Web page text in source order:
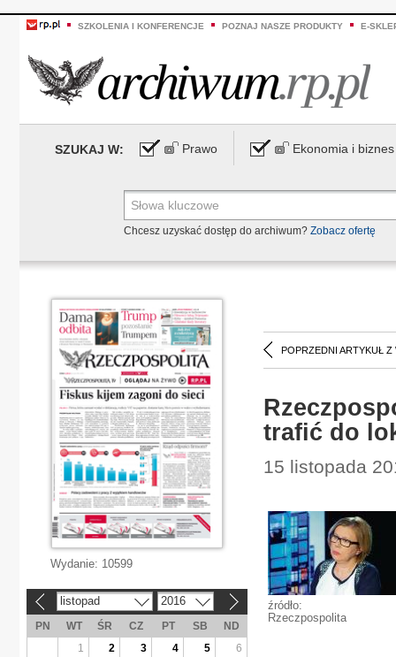
SZKOLENIA I KONFERENCJE POZNAJ NASZE PRODUKTY E-
SZUKAJ W: Prawo Ekonomia i biznes
Chcesz uzyskać dostęp do archiwum? Zobacz ofertę
POPRZEDNI ARTYKUŁ Z
trafić do
15 listopada
źródło:
Rzeczpospolita
Wydanie: 10599
listopad 2016
PN WT ŚR CZ PT SB
ND
1
2 3 4 5
6